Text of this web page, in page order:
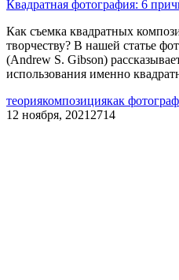
Квадратная фотография: 6
Как съемка квадратных
творчеству? В нашей статье
(Andrew S. Gibson)
использования именно
теориякомпозициякак
12 ноября, 2021 2714